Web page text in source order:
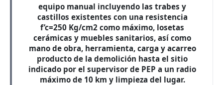
equipo manual incluyendo las trabes y
castillos existentes con una resistencia
f’c=250 Kg/cm2 como máximo, losetas
cerámicas y muebles sanitarios, así como
mano de obra, herramienta, carga y acarreo
producto de la demolición hasta el sitio
indicado por el supervisor de PEP a un radio
máximo de 10 km y limpieza del lugar.